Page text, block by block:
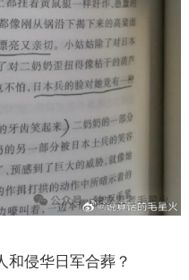
和侵华日军合葬？